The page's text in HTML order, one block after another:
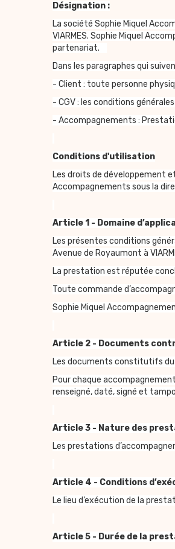
Désignation :
La société Sophie Miquel
VIARMES. Sophie Miquel
partenariat.
Dans les paragraphes qui
- Client : toute personne
- CGV : les conditions
- Accompagnements :
Conditions d'utilisation
Les droits de développement
Accompagnements sous la
Article 1 - Domaine
Les présentes conditions
Avenue de Royaumont à
La prestation est réputée
Toute commande
Sophie Miquel
Article 2 - Documents
Les documents constitutifs
Pour chaque
renseigné, daté, signé et
Article 3 - Nature des
Les prestations
Article 4 - Conditions
Le lieu d’exécution de la
Article 5 - Durée de la